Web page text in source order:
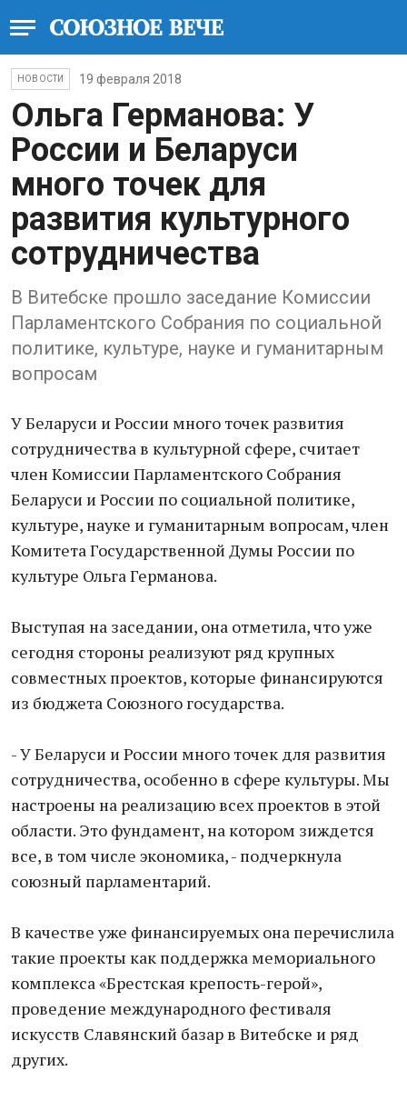
НОВОСТИ 19 февраля 2018
Ольга Германова: У
России и Беларуси
много точек для
развития культурного
сотрудничества
В Витебске прошло заседание Комиссии
Парламентского Собрания по социальной
политике, культуре, науке и гуманитарным
вопросам
У Беларуси и России много точек развития
сотрудничества в культурной сфере, считает
член Комиссии Парламентского Собрания
Беларуси и России по социальной политике,
культуре, науке и гуманитарным вопросам, член
Комитета Государственной Думы России по
культуре Ольга Германова.
Выступая на заседании, она отметила, что уже
сегодня стороны реализуют ряд крупных
совместных проектов, которые финансируются
из бюджета Союзного государства.
- У Беларуси и России много точек для развития
сотрудничества, особенно в сфере культуры. Мы
настроены на реализацию всех проектов в этой
области. Это фундамент, на котором зиждется
все, в том числе экономика, - подчеркнула
союзный парламентарий.
В качестве уже финансируемых она перечислила
такие проекты как поддержка мемориального
комплекса «Брестская крепость-герой»,
проведение международного фестиваля
искусств Славянский базар в Витебске и ряд
других.